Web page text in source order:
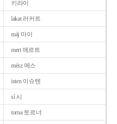
키라이
lakat 러커트
máj 마이
mert 메르트
mész 메스
isten 이슈텐
sí 시
torna 토르너